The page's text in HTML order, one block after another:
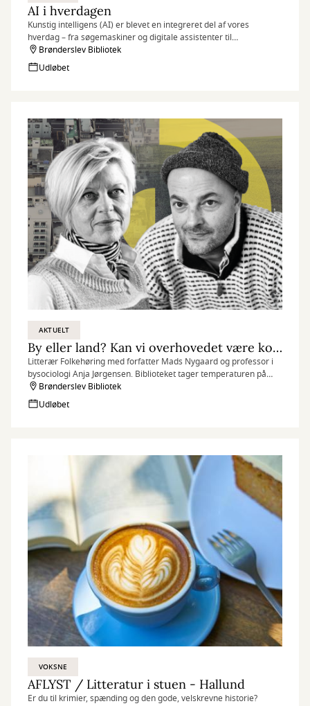
AI i hverdagen
Kunstig intelligens (AI) er blevet en integreret del af vores
hverdag – fra søgemaskiner og digitale assistenter til
billedgenkendelse og automatisering. Men hvad betyder det
egentlig for dig, og hvordan kan du selv drage nytte af
teknologien?
Brønderslev Bibliotek
Udløbet
AKTUELT
By eller land? Kan vi overhovedet være kommune sammen?
Litterær Folkehøring med forfatter Mads Nygaard og professor i
bysociologi Anja Jørgensen. Biblioteket tager temperaturen på
kommunens faktiske sammenhængskraft.
Brønderslev Bibliotek
Udløbet
VOKSNE
AFLYST / Litteratur i stuen - Hallund
Er du til krimier, spænding og den gode, velskrevne historie?